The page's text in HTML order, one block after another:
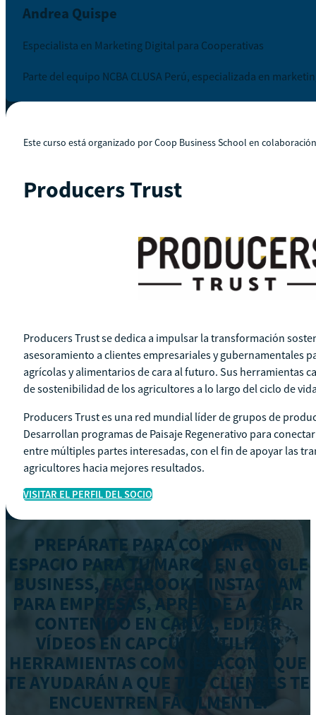
Andrea Quispe
Especialista en Marketing Digital para Cooperativas
Parte del equipo NCBA CLUSA Perú, especializada en
Este curso está organizado por Coop Business School en
Producers Trust
Producers Trust se dedica a impulsar la transformación
asesoramiento a clientes empresariales y gubernamentales
agrícolas y alimentarios de cara al futuro. Sus herramientas
de sostenibilidad de los agricultores a lo largo del ciclo de
Producers Trust es una red mundial líder de grupos de
Desarrollan programas de Paisaje Regenerativo para
entre múltiples partes interesadas, con el fin de apoyar las
agricultores hacia mejores resultados.
VISITAR EL PERFIL DEL SOCIO
PREPÁRATE PARA CONTAR CON
ESPACIO PARA TU MARCA EN GOOGLE
BUSINESS, FACEBOOK E INSTAGRAM
PARA EMPRESAS, APRENDE A CREAR
CONTENIDO EN CANVA, EDITAR
VÍDEOS EN CAPCUT Y UTILIZAR
HERRAMIENTAS COMO BEACONS QUE
TE AYUDARÁN A QUE TUS CLIENTES TE
ENCUENTREN FÁCILMENTE.